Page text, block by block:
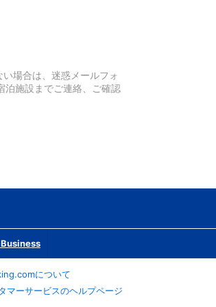
場合は、迷惑メールフォ
泊施設までご連絡、ご確認
について
マーサービスのヘルプページ